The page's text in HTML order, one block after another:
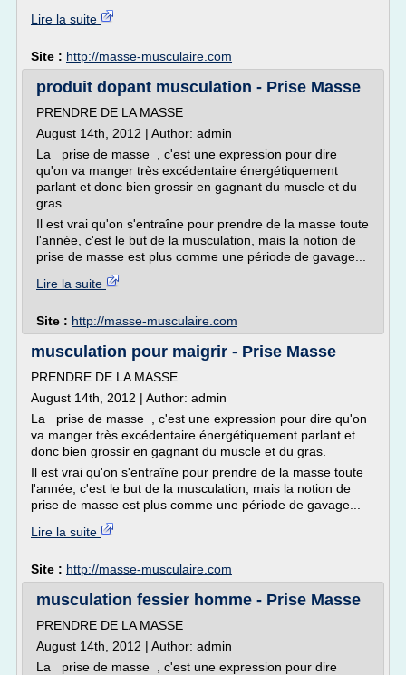
Lire la suite
Site : http://masse-musculaire.com
produit dopant musculation - Prise Masse
PRENDRE DE LA MASSE
August 14th, 2012 | Author: admin
La prise de masse , c'est une expression pour dire
qu'on va manger très excédentaire énergétiquement
parlant et donc bien grossir en gagnant du muscle et du
gras.
Il est vrai qu'on s'entraîne pour prendre de la masse toute
l'année, c'est le but de la musculation, mais la notion de
prise de masse est plus comme une période de gavage...
Lire la suite
Site : http://masse-musculaire.com
musculation pour maigrir - Prise Masse
PRENDRE DE LA MASSE
August 14th, 2012 | Author: admin
La prise de masse , c'est une expression pour dire qu'on
va manger très excédentaire énergétiquement parlant et
donc bien grossir en gagnant du muscle et du gras.
Il est vrai qu'on s'entraîne pour prendre de la masse toute
l'année, c'est le but de la musculation, mais la notion de
prise de masse est plus comme une période de gavage...
Lire la suite
Site : http://masse-musculaire.com
musculation fessier homme - Prise Masse
PRENDRE DE LA MASSE
August 14th, 2012 | Author: admin
La prise de masse , c'est une expression pour dire